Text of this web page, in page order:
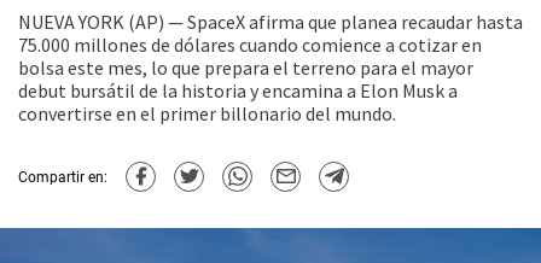
NUEVA YORK (AP) — SpaceX afirma que planea recaudar hasta
75.000 millones de dólares cuando comience a cotizar en
bolsa este mes, lo que prepara el terreno para el mayor
debut bursátil de la historia y encamina a Elon Musk a
convertirse en el primer billonario del mundo.
Compartir en: